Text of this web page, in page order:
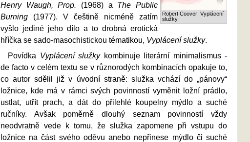
Robert Coover: Vyplácení
služky
Henry Waugh, Prop. (1968) a The Public
Burning (1977). V češtině nicméně zatím
vyšlo jediné jeho dílo a to drobná erotická
hříčka se sado-masochistickou tématikou, Vyplácení služky.
Povídka Vyplácení služkykombinuje literární minimalismus -
de facto v celém textu se v různorodých kombinacích opakuje to,
co autor sdělil již v úvodní straně: služka vchází do „pánovy“
ložnice, kde má v rámci svých povinností vyměnit ložní prádlo,
ustlat, utřít prach, a dát do přilehlé koupelny mýdlo a suché
ručníky. Avšak poměrně dlouhý seznam povinností vždy
neodvratně vede k tomu, že služka zapomene při vstupu do
ložnice na část svého oděvu anebo nepřinese mýdlo či suché